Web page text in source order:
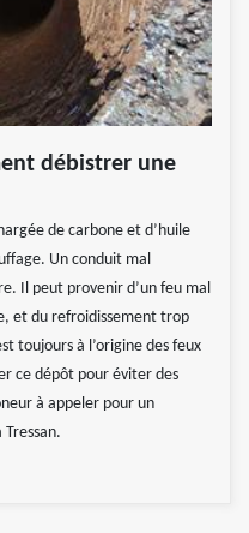
débistrer une
de carbone et d’huile
Un conduit mal
Il peut provenir d’un feu mal
et du refroidissement trop
toujours à l’origine des feux
ce dépôt pour éviter des
à appeler pour un